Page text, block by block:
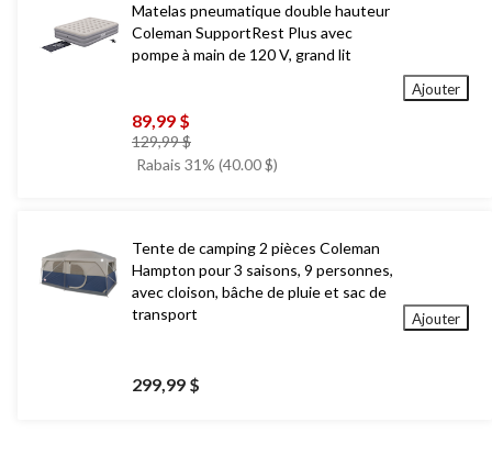
Matelas pneumatique double hauteur
Coleman SupportRest Plus avec
pompe à main de 120 V, grand lit
89,99 $
129,99 $prix
était
Rabais 31% (40.00 $)
Ajouter
Tente de camping 2 pièces Coleman
Hampton pour 3 saisons, 9 personnes,
avec cloison, bâche de pluie et sac de
transport
299,99 $
Ajouter